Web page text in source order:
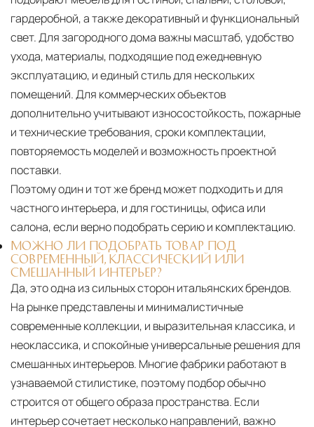
гардеробной, а также декоративный и функциональный
свет. Для загородного дома важны масштаб, удобство
ухода, материалы, подходящие под ежедневную
эксплуатацию, и единый стиль для нескольких
помещений. Для коммерческих объектов
дополнительно учитывают износостойкость, пожарные
и технические требования, сроки комплектации,
повторяемость моделей и возможность проектной
поставки.
Поэтому один и тот же бренд может подходить и для
частного интерьера, и для гостиницы, офиса или
салона, если верно подобрать серию и комплектацию.
МОЖНО ЛИ ПОДОБРАТЬ ТОВАР ПОД
СОВРЕМЕННЫЙ, КЛАССИЧЕСКИЙ ИЛИ
СМЕШАННЫЙ ИНТЕРЬЕР?
Да, это одна из сильных сторон итальянских брендов.
На рынке представлены и минималистичные
современные коллекции, и выразительная классика, и
неоклассика, и спокойные универсальные решения для
смешанных интерьеров. Многие фабрики работают в
узнаваемой стилистике, поэтому подбор обычно
строится от общего образа пространства. Если
интерьер сочетает несколько направлений, важно